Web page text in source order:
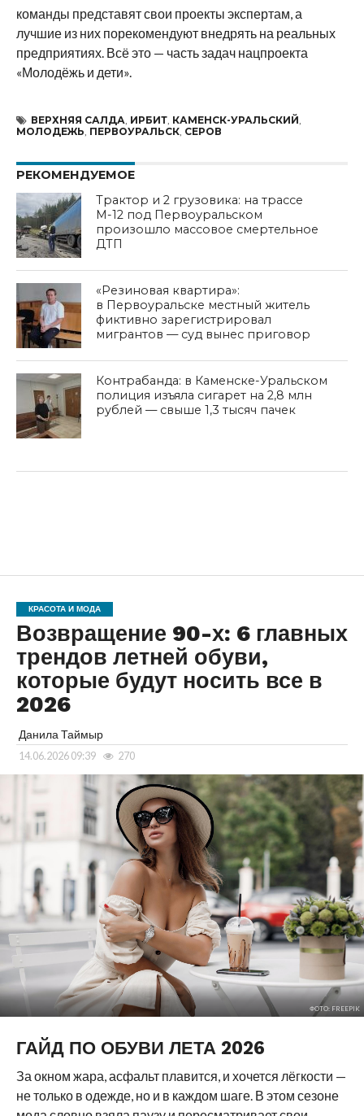
команды представят свои проекты экспертам, а
лучшие из них порекомендуют внедрять на реальных
предприятиях. Всё это — часть задач нацпроекта
«Молодёжь и дети».
ВЕРХНЯЯ САЛДА ИРБИТ, КАМЕНСК-УРАЛЬСКИЙ
МОЛОДЕЖЬ ПЕРВОУРАЛЬСК, СЕРОВ
РЕКОМЕНДУЕМОЕ
Трактор и 2 грузовика: на трассе
М-12 под Первоуральском
произошло массовое смертельное
ДТП
«Резиновая квартира»:
в Первоуральске местный житель
фиктивно зарегистрировал
мигрантов — суд вынес приговор
Контрабанда: в Каменске-Уральском
полиция изъяла сигарет на 2,8 млн
рублей — свыше 1,3 тысяч пачек
КРАСОТА И МОДА
Возвращение 90-х: 6 главных
трендов летней обуви,
которые будут носить все в
2026
Данила Таймыр
14.06.2026 09:39 270
ФОТО: FREEPIK
ГАЙД ПО ОБУВИ ЛЕТА 2026
За окном жара, асфальт плавится, и хочется лёгкости —
не только в одежде, но и в каждом шаге. В этом сезоне